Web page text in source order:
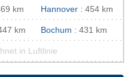
km Hannover : 454 km
km Bochum : 431 km
in Luftlinie